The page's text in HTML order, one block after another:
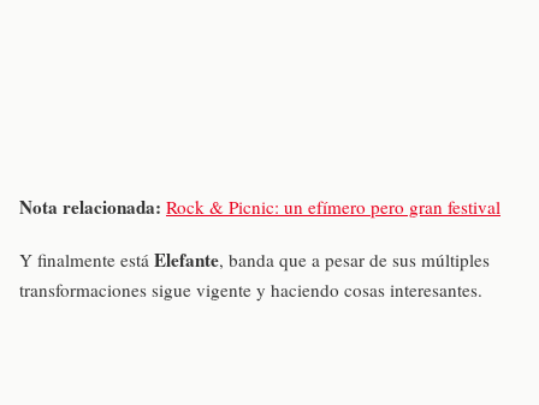
Nota relacionada: Rock & Picnic: un efímero pero gran festival
Y finalmente está Elefante, banda que a pesar de sus múltiples
transformaciones sigue vigente y haciendo cosas interesantes.